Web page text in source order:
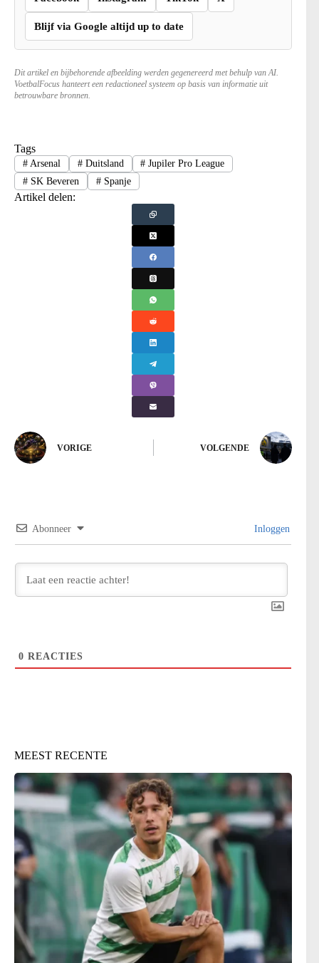
Blijf via Google altijd up to date
Dit artikel en bijbehorende afbeelding werden gegenereerd met behulp van AI.
VoetbalFocus hanteert een redactioneel systeem op basis van informatie uit
betrouwbare bronnen.
Tags
#Arsenal #Duitsland # Jupiler Pro League
#SK Beveren #Spanje
Artikel delen:
VORIGE VOLGENDE
Abonneer Inloggen
0 REACTIES
MEEST RECENTE